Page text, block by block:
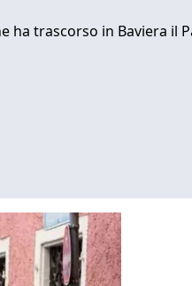
trascorso in Baviera il